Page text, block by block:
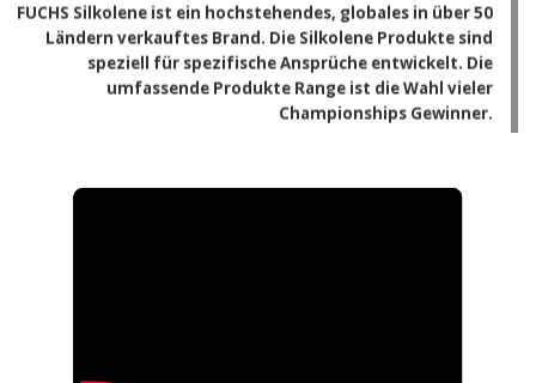
FUCHS Silkolene ist ein hochstehendes, globales in über 50
Ländern verkauftes Brand. Die Silkolene Produkte sind
speziell für spezifische Ansprüche entwickelt. Die
umfassende Produkte Range ist die Wahl vieler
Championships Gewinner.